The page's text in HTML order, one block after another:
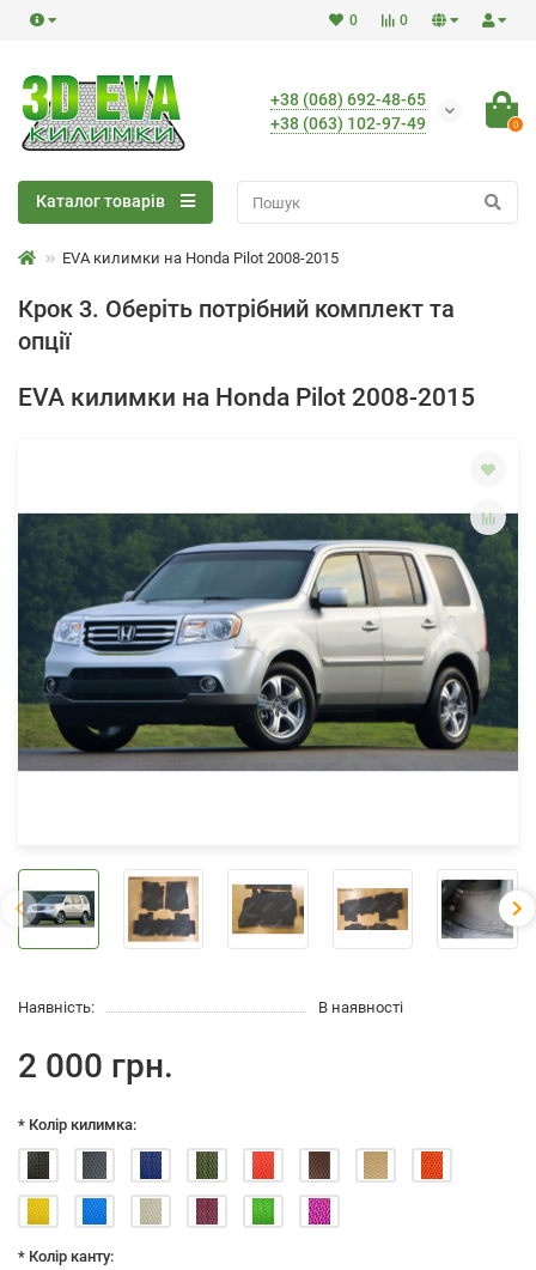
0
0
+38 (068) 692-48-65
+38 (063) 102-97-49
0
Каталог товарів
EVA килимки на Honda Pilot 2008-2015
Крок 3. Оберіть потрібний комплект та
опції
EVA килимки на Honda Pilot 2008-2015
Наявність: В наявності
2 000 грн.
* Колір килимка:
* Колір канту: